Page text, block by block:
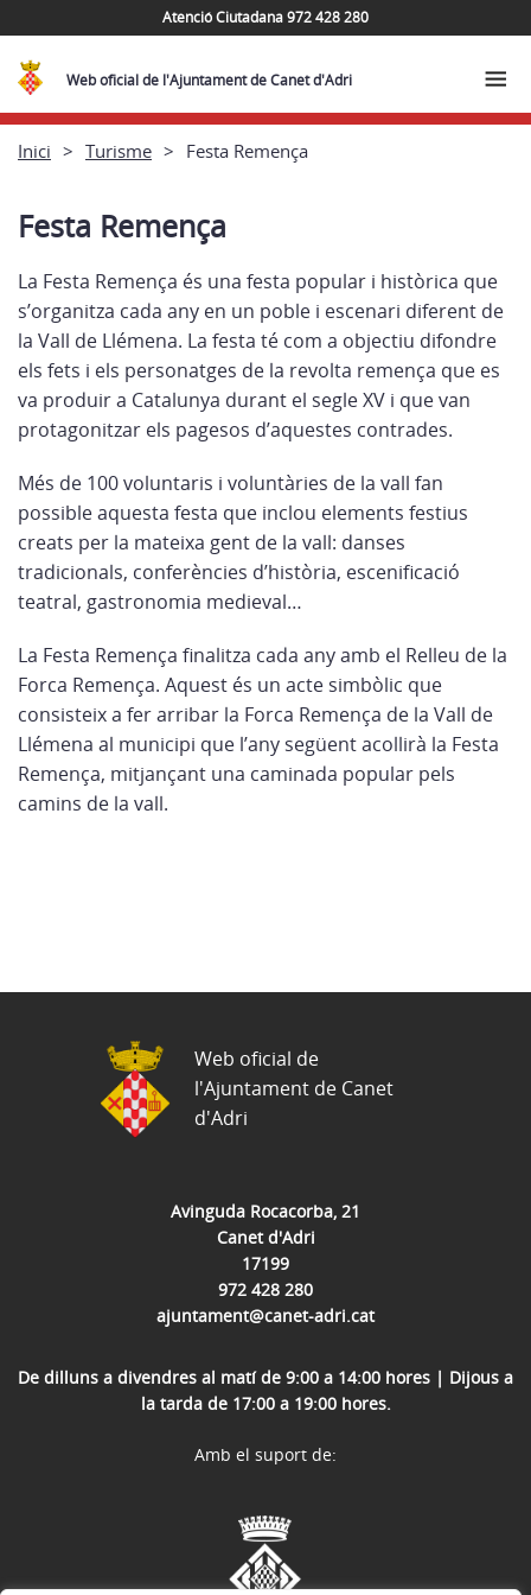
Atenció Ciutadana 972 428 280
Web oficial de l'Ajuntament de Canet d'Adri
Inici Turisme Festa Remença
Festa Remença
La Festa Remença és una festa popular i històrica que
s’organitza cada any en un poble i escenari diferent de
la Vall de Llémena. La festa té com a objectiu difondre
els fets i els personatges de la revolta remença que es
va produir a Catalunya durant el segle XV i que van
protagonitzar els pagesos d’aquestes contrades.
Més de 100 voluntaris i voluntàries de la vall fan
possible aquesta festa que inclou elements festius
creats per la mateixa gent de la vall: danses
tradicionals, conferències d’història, escenificació
teatral, gastronomia medieval…
La Festa Remença finalitza cada any amb el Relleu de la
Forca Remença. Aquest és un acte simbòlic que
consisteix a fer arribar la Forca Remença de la Vall de
Llémena al municipi que l’any següent acollirà la Festa
Remença, mitjançant una caminada popular pels
camins de la vall.
Avinguda Rocacorba, 21
Canet d'Adri
17199
972 428 280
ajuntament@canet-adri.cat
De dilluns a divendres al matí de 9:00 a 14:00 hores | Dijous a
la tarda de 17:00 a 19:00 hores.
Web oficial de
l'Ajuntament de Canet
d'Adri
Amb el suport de: